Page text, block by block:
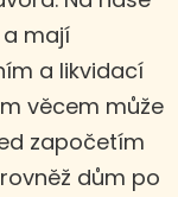
a mají
a likvidací
věcem může
započetím
dům po